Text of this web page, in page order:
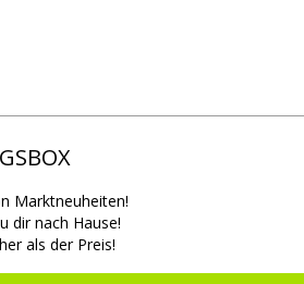
Marktneuheiten!
dir nach Hause!
als der Preis!